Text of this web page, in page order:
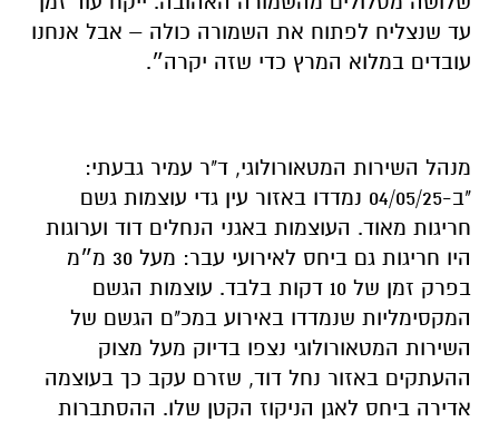
עד שנצליח לפתוח את השמורה כולה – אבל אנחנו
עובדים במלוא המרץ כדי שזה יקרה״.
מנהל השירות המטאורולוגי, ד"ר עמיר גבעתי:
"ב-04/05/25 נמדדו באזור עין גדי עוצמות גשם
חריגות מאוד. העוצמות באגני הנחלים דוד וערוגות
היו חריגות גם ביחס לאירועי עבר: מעל 30 מ״מ
בפרק זמן של 10 דקות בלבד. עוצמות הגשם
המקסימליות שנמדדו באירוע במכ"ם הגשם של
השירות המטאורולוגי נצפו בדיוק מעל מצוק
ההעתקים באזור נחל דוד, שזרם עקב כך בעוצמה
אדירה ביחס לאגן הניקוז הקטן שלו. ההסתברות